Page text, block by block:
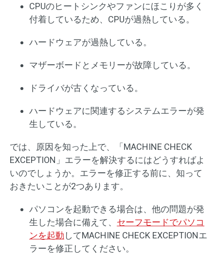
CPUのヒートシンクやファンにほこりが多く
付着しているため、CPUが過熱している。
ハードウェアが過熱している。
マザーボードとメモリーが故障している。
ドライバが古くなっている。
ハードウェアに関連するシステムエラーが発
生している。
では、原因を知った上で、「MACHINE CHECK
EXCEPTION」エラーを解決するにはどうすればよ
いのでしょうか。エラーを修正する前に、知って
おきたいことが2つあります。
パソコンを起動できる場合は、他の問題が発
生した場合に備えて、 セーフモードでパソコ
ンを起動 してMACHINE CHECK EXCEPTIONエ
ラーを修正してください。